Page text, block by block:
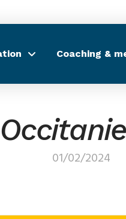
Coaching &
01/02/2024